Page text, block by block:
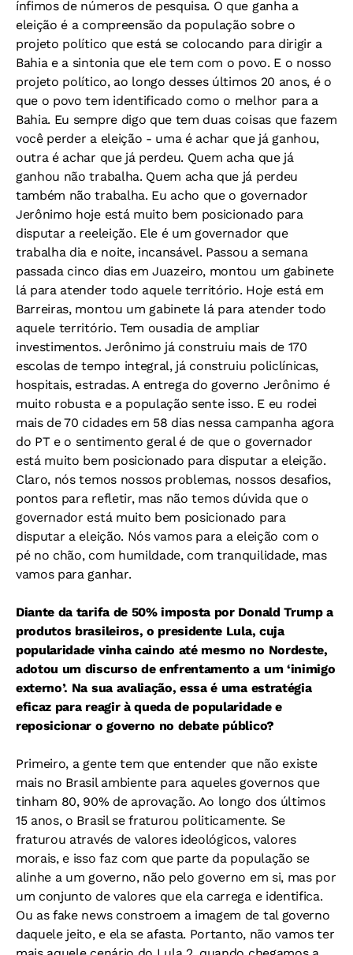
ínfimos de números de pesquisa. O que ganha a
eleição é a compreensão da população sobre o
projeto político que está se colocando para dirigir a
Bahia e a sintonia que ele tem com o povo. E o nosso
projeto político, ao longo desses últimos 20 anos, é o
que o povo tem identificado como o melhor para a
Bahia. Eu sempre digo que tem duas coisas que fazem
você perder a eleição - uma é achar que já ganhou,
outra é achar que já perdeu. Quem acha que já
ganhou não trabalha. Quem acha que já perdeu
também não trabalha. Eu acho que o governador
Jerônimo hoje está muito bem posicionado para
disputar a reeleição. Ele é um governador que
trabalha dia e noite, incansável. Passou a semana
passada cinco dias em Juazeiro, montou um gabinete
lá para atender todo aquele território. Hoje está em
Barreiras, montou um gabinete lá para atender todo
aquele território. Tem ousadia de ampliar
investimentos. Jerônimo já construiu mais de 170
escolas de tempo integral, já construiu policlínicas,
hospitais, estradas. A entrega do governo Jerônimo é
muito robusta e a população sente isso. E eu rodei
mais de 70 cidades em 58 dias nessa campanha agora
do PT e o sentimento geral é de que o governador
está muito bem posicionado para disputar a eleição.
Claro, nós temos nossos problemas, nossos desafios,
pontos para refletir, mas não temos dúvida que o
governador está muito bem posicionado para
disputar a eleição. Nós vamos para a eleição com o
pé no chão, com humildade, com tranquilidade, mas
vamos para ganhar.
Diante da tarifa de 50% imposta por Donald Trump a
produtos brasileiros, o presidente Lula, cuja
popularidade vinha caindo até mesmo no Nordeste,
adotou um discurso de enfrentamento a um ‘inimigo
externo’. Na sua avaliação, essa é uma estratégia
eficaz para reagir à queda de popularidade e
reposicionar o governo no debate público?
Primeiro, a gente tem que entender que não existe
mais no Brasil ambiente para aqueles governos que
tinham 80, 90% de aprovação. Ao longo dos últimos
15 anos, o Brasil se fraturou politicamente. Se
fraturou através de valores ideológicos, valores
morais, e isso faz com que parte da população se
alinhe a um governo, não pelo governo em si, mas por
um conjunto de valores que ela carrega e identifica.
Ou as fake news constroem a imagem de tal governo
daquele jeito, e ela se afasta. Portanto, não vamos ter